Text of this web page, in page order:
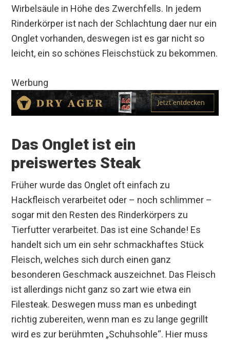
Wirbelsäule in Höhe des Zwerchfells. In jedem
Rinderkörper ist nach der Schlachtung daer nur ein
Onglet vorhanden, deswegen ist es gar nicht so
leicht, ein so schönes Fleischstück zu bekommen.
Werbung
Das Onglet ist ein
preiswertes Steak
Früher wurde das Onglet oft einfach zu
Hackfleisch verarbeitet oder – noch schlimmer –
sogar mit den Resten des Rinderkörpers zu
Tierfutter verarbeitet. Das ist eine Schande! Es
handelt sich um ein sehr schmackhaftes Stück
Fleisch, welches sich durch einen ganz
besonderen Geschmack auszeichnet. Das Fleisch
ist allerdings nicht ganz so zart wie etwa ein
Filesteak. Deswegen muss man es unbedingt
richtig zubereiten, wenn man es zu lange gegrillt
wird es zur berühmten „Schuhsohle“. Hier muss